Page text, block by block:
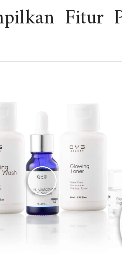
Fitur